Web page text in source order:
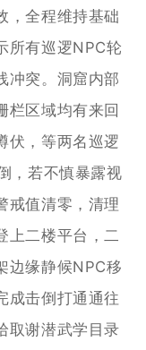
，全程维持基础
所有巡逻NPC轮
冲突。洞窟内部
栏区域均有来回
伏，等两名巡逻
，若不慎暴露视
戒值清零，清理
上二楼平台，二
边缘静候NPC移
成击倒打通通往
取谢潜武学目录